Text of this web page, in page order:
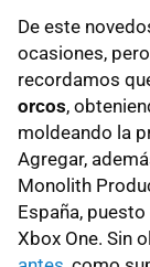
De este
ocasiones,
recordamos
orcos,
moldeando la
Agregar,
Monolith
España, puesto
Xbox One. Sin